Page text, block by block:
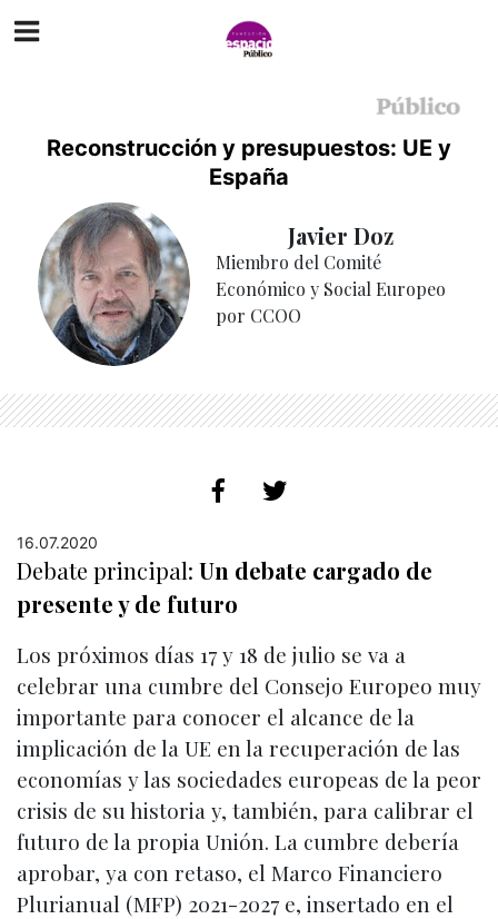
Reconstrucción y presupuestos: UE y
España
Javier Doz
Miembro del Comité
Económico y Social Europeo
por CCOO
16.07.2020
Debate principal: Un debate cargado de
presente y de futuro
Los próximos días 17 y 18 de julio se va a
celebrar una cumbre del Consejo Europeo muy
importante para conocer el alcance de la
implicación de la UE en la recuperación de las
economías y las sociedades europeas de la peor
crisis de su historia y, también, para calibrar el
futuro de la propia Unión. La cumbre debería
aprobar, ya con retaso, el Marco Financiero
Plurianual (MFP) 2021-2027 e, insertado en el